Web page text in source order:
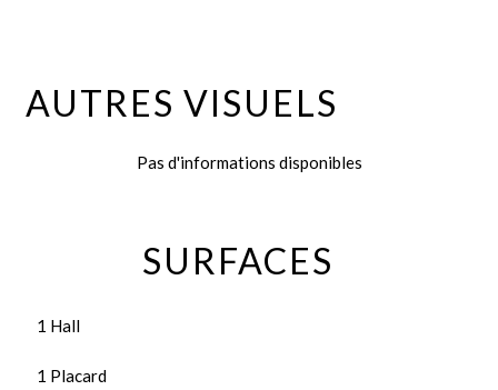
AUTRES VISUELS
Pas d'informations disponibles
SURFACES
1 Hall
1 Placard